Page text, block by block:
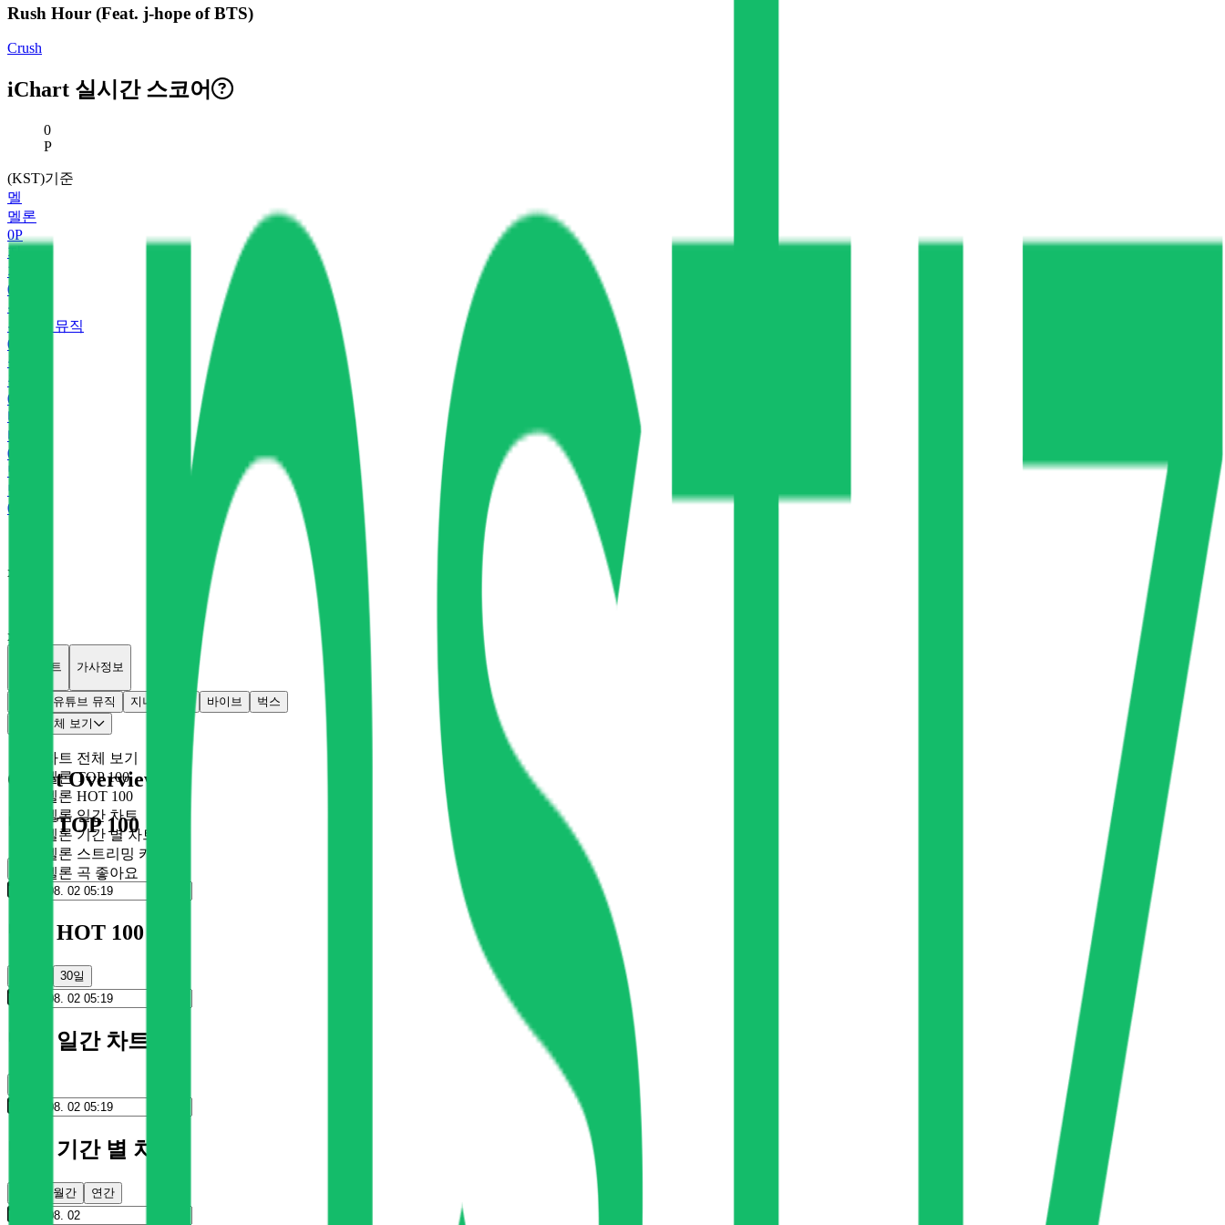
Rush Hour (Feat. j-hope of BTS)
Crush
iChart 실시간 스코어
현재 스코어
0
P
(KST)기준
멜
멜론
0P
지
지니
0
유
유튜브 뮤직
0
플
플로
0
바
바이브
0
벅
벅스
0
x
x
개별차트 가사정보
유튜브 뮤직 지니 바이브
벅스
차트 전체 보기
차트 전체 보기
멜론 TOP 100
멜론 HOT 100
멜론 일간 차트
멜론 기간 별 차트
멜론 스트리밍 카드
멜론 곡 좋아요
Chart Overview
멜론 TOP 100
멜론 HOT 100
30일
멜론 일간 차트
멜론 기간 별 차트
월간 연간